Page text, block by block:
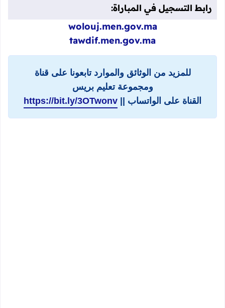
رابط التسجيل في المباراة:
wolouj.men.gov.ma
tawdif.men.gov.ma
للمزيد من الوثائق والموارد تابعونا على قناة
ومجموعة تعليم بريس
القناة على الواتساب || https://bit.ly/3OTwonv